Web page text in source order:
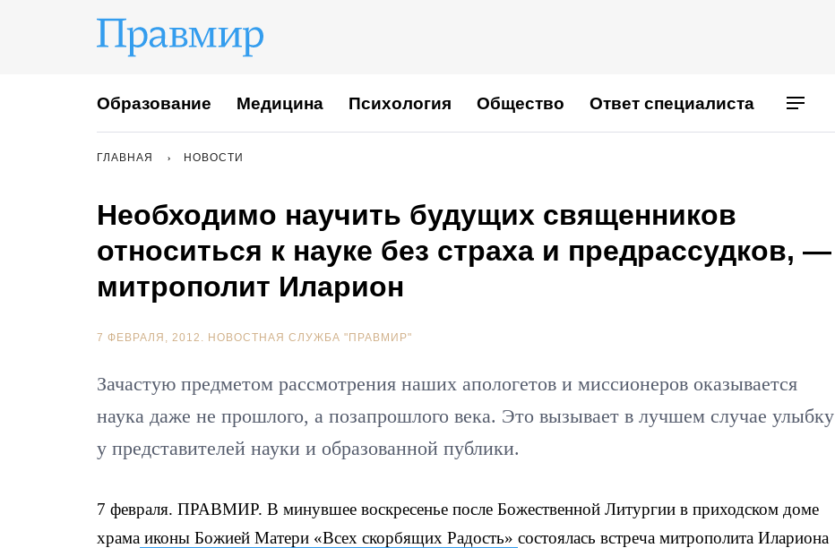
Образование Медицина Психология Общество Ответ специалиста
ГЛАВНАЯ НОВОСТИ
Необходимо научить будущих священников
относиться к науке без страха и предрассудков, —
митрополит Иларион
7 ФЕВРАЛЯ, 2012. НОВОСТНАЯ СЛУЖБА "ПРАВМИР"
Зачастую предметом рассмотрения наших апологетов и миссионеров оказывается
наука даже не прошлого, а позапрошлого века. Это вызывает в лучшем случае улыбку
у представителей науки и образованной публики.
7 февраля. ПРАВМИР. В минувшее воскресенье после Божественной Литургии в приходском доме
храма иконы Божией Матери «Всех скорбящих Радость» состоялась встреча митрополита Илариона